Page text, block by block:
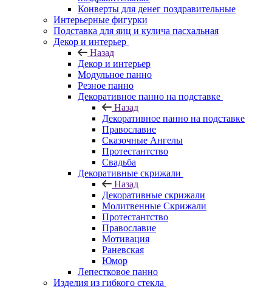
Конверты для денег поздравительные
Интерьерные фигурки
Подставка для яиц и кулича пасхальная
Декор и интерьер
Назад
Декор и интерьер
Модульное панно
Резное панно
Декоративное панно на подставке
Назад
Декоративное панно на подставке
Православие
Сказочные Ангелы
Протестантство
Свадьба
Декоративные скрижали
Назад
Декоративные скрижали
Молитвенные Скрижали
Протестантство
Православие
Мотивация
Раневская
Юмор
Лепестковое панно
Изделия из гибкого стекла